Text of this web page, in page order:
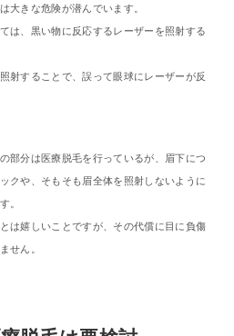
大きな危険が潜んでいます。
は、黒い物に反応するレーザーを照射する
射することで、誤って眼球にレーザーが反
部分は医療脱毛を行っているが、眉下につ
クや、そもそも眉全体を照射しないように
。
は嬉しいことですが、その代償に目に負傷
せん。